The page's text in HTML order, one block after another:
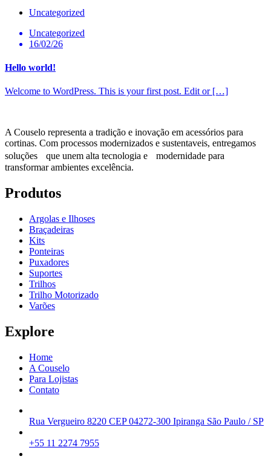
Uncategorized
Uncategorized
16/02/26
Hello world!
Welcome to WordPress. This is your first post. Edit or […]
A Couselo representa a tradição e inovação em acessórios para
cortinas. Com processos modernizados e sustentaveis, entregamos
soluções que unem alta tecnologia e modernidade para
transformar ambientes excelência.
Produtos
Argolas e Ilhoses
Braçadeiras
Kits
Ponteiras
Puxadores
Suportes
Trilhos
Trilho Motorizado
Varões
Explore
Home
A Couselo
Para Lojistas
Contato
Rua Vergueiro 8220 CEP 04272-300 Ipiranga São Paulo / SP
+55 11 2274 7955